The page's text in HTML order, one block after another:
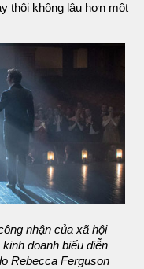
thôi không lâu hơn một
nhận của xã hội
doanh biểu diễn
Rebecca Ferguson